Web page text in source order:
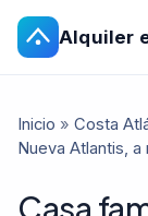
Alquiler
Inicio » Costa
Nueva Atlantis, a
Casa